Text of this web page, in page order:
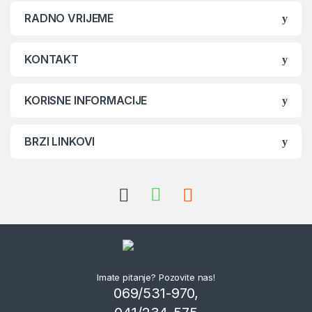
RADNO VRIJEME
KONTAKT
KORISNE INFORMACIJE
BRZI LINKOVI
Imate pitanje? Pozovite nas!
069/531-970,